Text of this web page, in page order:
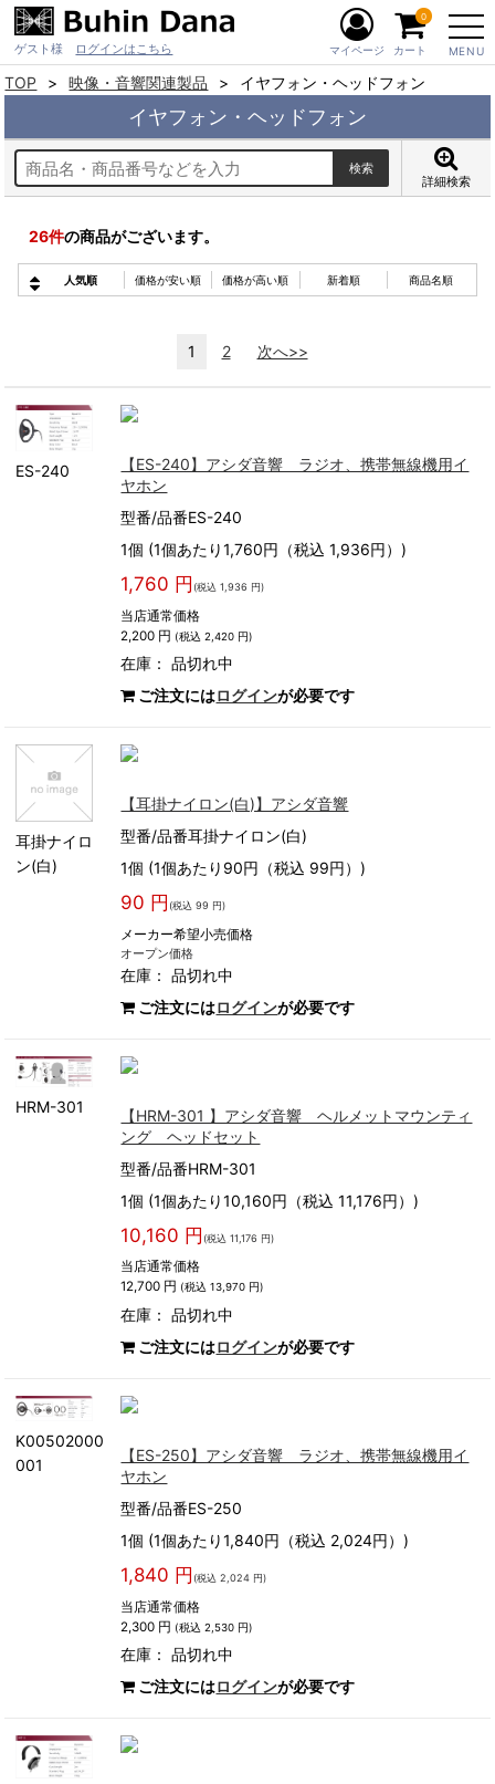
ゲスト様 ログインはこちら MENU
マイページ カート
0
TOP 映像・音響関連製品 イヤフォン・ヘッドフォン
イヤフォン・ヘッドフォン
詳細検索
26件の商品がございます。
人気順 価格が安い順 価格が高い順 新着順 商品名順
1 2 次へ>>
ES-240
【ES-240】アシダ音響 ラジオ、携帯無線機用イ
ヤホン
型番/品番ES-240
1個 (1個あたり1,760円（税込 1,936円）)
1,760 円 (税込 1,936 円)
当店通常価格
2,200 円 (税込 2,420 円)
在庫：品切れ中
ご注文にはログインが必要です
耳掛ナイロ
ン(白)
【耳掛ナイロン(白)】アシダ音響
型番/品番耳掛ナイロン(白)
1個 (1個あたり90円（税込 99円）)
90 円 (税込 99 円)
メーカー希望小売価格
オープン価格
在庫：品切れ中
ご注文にはログインが必要です
HRM-301
【HRM-301 】アシダ音響 ヘルメットマウンティ
ング ヘッドセット
型番/品番HRM-301
1個 (1個あたり10,160円（税込 11,176円）)
10,160 円 (税込 11,176 円)
当店通常価格
12,700 円 (税込 13,970 円)
在庫：品切れ中
ご注文にはログインが必要です
K00502000
001
【ES-250】アシダ音響 ラジオ、携帯無線機用イ
ヤホン
型番/品番ES-250
1個 (1個あたり1,840円（税込 2,024円）)
1,840 円 (税込 2,024 円)
当店通常価格
2,300 円 (税込 2,530 円)
在庫：品切れ中
ご注文にはログインが必要です